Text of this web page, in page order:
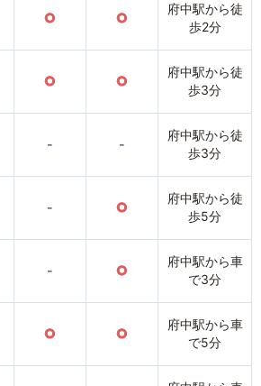
○ ○
府中駅から徒
歩2分
○ ○
府中駅から徒
歩3分
- -
府中駅から徒
歩3分
- ○
府中駅から徒
歩5分
- ○
府中駅から車
で3分
○ ○
府中駅から車
で5分